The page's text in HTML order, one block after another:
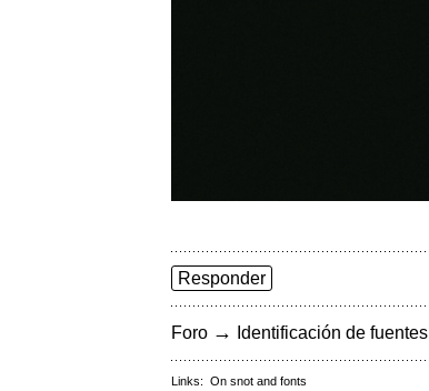
Responder
Foro → Identificación de fuentes
Links: On snot and fonts